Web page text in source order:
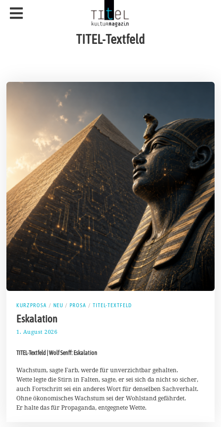
TITEL-Textfeld
KURZPROSA / NEU / PROSA / TITEL-TEXTFELD
Eskalation
1. August 2026
u
u
s
t
2
0
2
TITEL-Textfeld | Wolf Senff: Eskalation
Wachstum, sagte Farb, werde für unverzichtbar gehalten.
Wette legte die Stirn in Falten, sagte, er sei sich da nicht so sicher,
auch Fortschritt sei ein anderes Wort für denselben Sachverhalt.
Ohne ökonomisches Wachstum sei der Wohlstand gefährdet.
Er halte das für Propaganda, entgegnete Wette.